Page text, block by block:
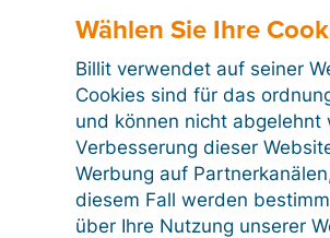
Wählen Sie Ihre
Billit verwendet auf seiner
Cookies sind für das
und können nicht
Verbesserung dieser
Werbung auf
diesem Fall werden
über Ihre Nutzung unserer